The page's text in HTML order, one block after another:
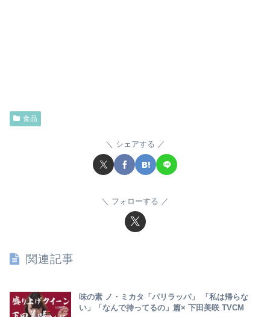
食品
シェアする
フォローする
関連記事
味の素 ノ・ミカタ「パリラッパ」 「私は帰らな
い」「なんで持ってるの」篇× 下田美咲 TVCM